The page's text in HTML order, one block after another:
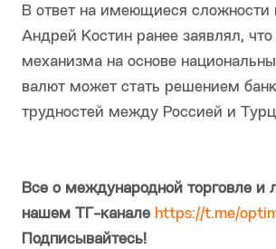
В ответ на имеющиеся сложности
Андрей Костин ранее заявлял, что
механизма на основе
валют может стать решением
трудностей между Россией и
Все о международной торговле и
нашем ТГ-канале https://t.me/
Подписывайтесь!